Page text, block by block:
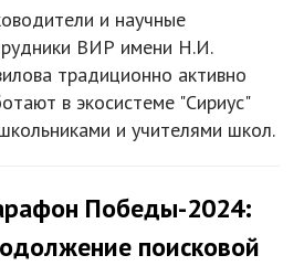
и научные
ВИР имени Н.И.
традиционно активно
в экосистеме "Сириус"
и учителями школ.
Победы-2024:
поисковой